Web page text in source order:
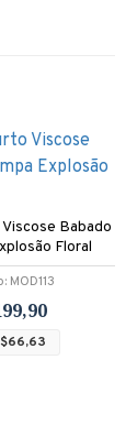
MOD113
Babado
Floral